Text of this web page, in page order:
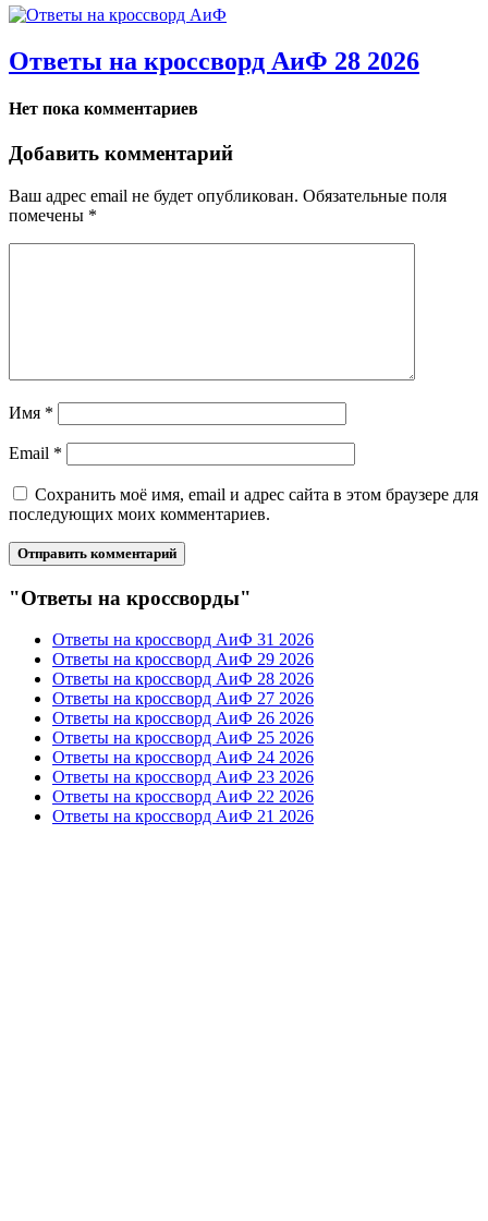
Ответы на кроссворд АиФ 28 2026
Нет пока комментариев
Добавить комментарий
Ваш адрес email не будет опубликован. Обязательные поля
помечены *
Имя *
Email *
Сохранить моё имя, email и адрес сайта в этом браузере для
последующих моих комментариев.
"Ответы на кроссворды"
Ответы на кроссворд АиФ 31 2026
Ответы на кроссворд АиФ 29 2026
Ответы на кроссворд АиФ 28 2026
Ответы на кроссворд АиФ 27 2026
Ответы на кроссворд АиФ 26 2026
Ответы на кроссворд АиФ 25 2026
Ответы на кроссворд АиФ 24 2026
Ответы на кроссворд АиФ 23 2026
Ответы на кроссворд АиФ 22 2026
Ответы на кроссворд АиФ 21 2026